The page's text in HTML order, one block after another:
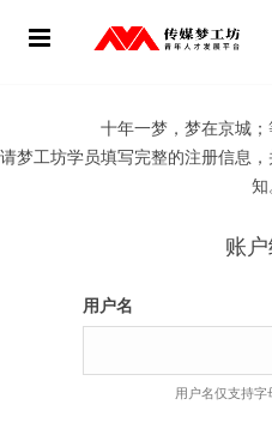
十年一梦，梦在京城；
请梦工坊学员填写完整的注册信息
知
账
用户名
用户名仅支持字